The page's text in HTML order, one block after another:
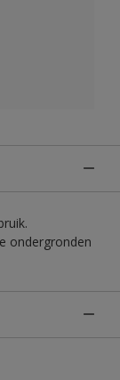
ondergronden